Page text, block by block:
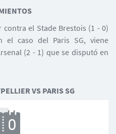
VS PARIS SG
el Stade Brestois (1 - 0)
el caso del Paris SG, viene
(2 - 1) que se disputó en